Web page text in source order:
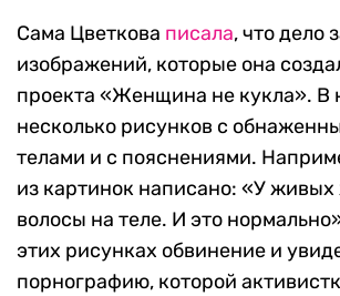
Сама Цветкова писала, что дело
изображений, которые она
проекта «Женщина не кукла». В
несколько рисунков с
телами и с пояснениями.
из картинок написано: «У
волосы на теле. И это
этих рисунках обвинение и
порнографию, которой